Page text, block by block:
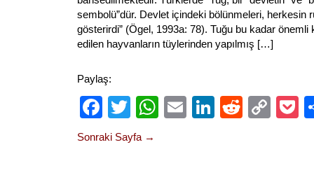
sembolü”dür. Devlet içindeki bölünmeleri, herkesin
gösterirdi” (Ögel, 1993a: 78). Tuğu bu kadar önemli
edilen hayvanların tüylerinden yapılmış […]
Paylaş:
Facebook
TwitterWhatsApp
EmailLinkedIn
Reddit
Sonraki Sayfa →